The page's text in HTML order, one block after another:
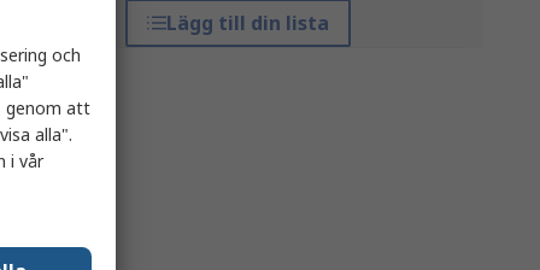
Lägg till din lista
och
genom att
alla".
i vår